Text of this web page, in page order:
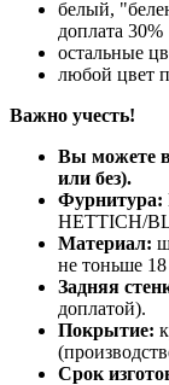
белый,
доплата 30%
остальные
любой цвет
Важно учесть!
Вы можете
или без).
Фурнитура:
HETTICH/
Материал:
не тоньше
Задняя
доплатой).
Покрытие:
Срок